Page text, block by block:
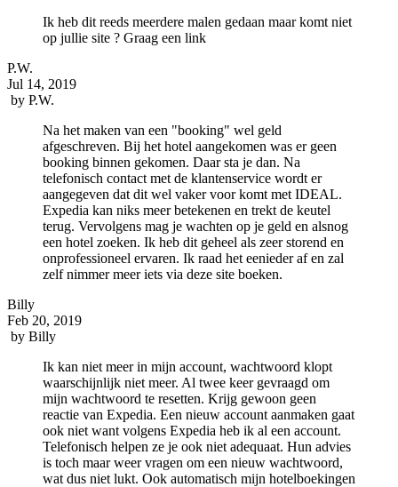
Ik heb dit reeds meerdere malen gedaan maar komt niet
op jullie site ? Graag een link
P.W.
Jul 14, 2019
by P.W.
Na het maken van een "booking" wel geld
afgeschreven. Bij het hotel aangekomen was er geen
booking binnen gekomen. Daar sta je dan. Na
telefonisch contact met de klantenservice wordt er
aangegeven dat dit wel vaker voor komt met IDEAL.
Expedia kan niks meer betekenen en trekt de keutel
terug. Vervolgens mag je wachten op je geld en alsnog
een hotel zoeken. Ik heb dit geheel als zeer storend en
onprofessioneel ervaren. Ik raad het eenieder af en zal
zelf nimmer meer iets via deze site boeken.
Billy
Feb 20, 2019
by Billy
Ik kan niet meer in mijn account, wachtwoord klopt
waarschijnlijk niet meer. Al twee keer gevraagd om
mijn wachtwoord te resetten. Krijg gewoon geen
reactie van Expedia. Een nieuw account aanmaken gaat
ook niet want volgens Expedia heb ik al een account.
Telefonisch helpen ze je ook niet adequaat. Hun advies
is toch maar weer vragen om een nieuw wachtwoord,
wat dus niet lukt. Ook automatisch mijn hotelboekingen